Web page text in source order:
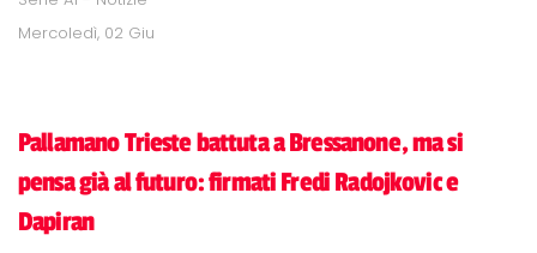
Mercoledì, 02 Giu
Pallamano Trieste battuta a Bressanone, ma si
pensa già al futuro: firmati Fredi Radojkovic e
Dapiran